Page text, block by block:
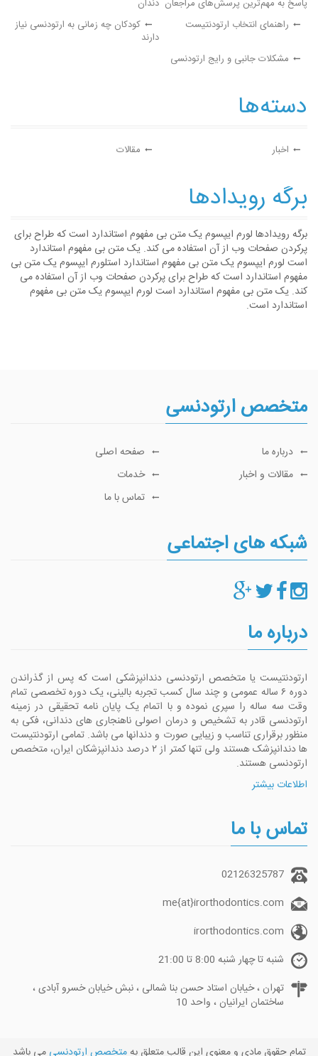
پاسخ به مهم‌ترین پرسش‌های مراجعان دندان
راهنمای انتخاب ارتودنتیست
کودکان چه زمانی به ارتودنسی نیاز
دارند
مشکلات جانبی و رایج ارتودنسی
دسته‌ها
اخبار مقالات
برگه رویدادها
برگه رویدادها لورم ایپسوم یک متن بی مفهوم استاندارد است که طراح برای
پرکردن صفحات وب از آن استفاده می کند. یک متن بی مفهوم استاندارد
است لورم ایپسوم یک متن بی مفهوم استاندارد استلورم ایپسوم یک متن بی
مفهوم استاندارد است که طراح برای پرکردن صفحات وب از آن استفاده می
کند. یک متن بی مفهوم استاندارد است لورم ایپسوم یک متن بی مفهوم
استاندارد است.
متخصص ارتودنسی
صفحه اصلی
درباره ما
خدمات
مقالات و اخبار
تماس با ما
شبکه های اجتماعی
درباره ما
ارتودنتیست یا متخصص ارتودنسی دندانپزشکی است که پس از گذراندن
دوره ۶ ساله عمومی و چند سال کسب تجربه بالینی، یک دوره تخصصی تمام
وقت سه ساله را سپری نموده و با اتمام یک پایان نامه تحقیقی در زمینه
ارتودنسی قادر به تشخیص و درمان اصولی ناهنجاری های دندانی، فکی به
منظور برقراری تناسب و زیبایی صورت و دندانها می باشد. تمامی ارتودنتیست
ها دندانپزشک هستند ولی تنها کمتر از ۲ درصد دندانپزشکان ایران، متخصص
ارتودنسی هستند.
اطلاعات بیشتر
تماس با ما
02126325787
me{at}irorthodontics.com
irorthodontics.com
شنبه تا چهار شنبه 8:00 تا 21:00
تهران ، خیابان استاد حسن بنا شمالی ، نبش خیابان خسرو آبادی ،
ساختمان ایرانیان ، واحد 10